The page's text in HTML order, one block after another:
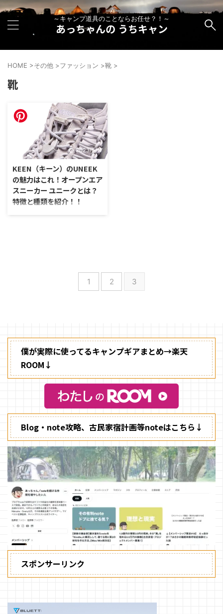
～キャンプ道具のことならお任せ？！～
あっちゃんの うちキャン
HOME >その他 >ファッション >靴 >
靴
2023/5/17
KEEN（キーン）のUNEEK
の魅力はこれ！オープンエア
スニーカー ユニークとは？
特徴と種類を紹介！！
米国シューズブランド「キーン
としてオンラインショップや
SORA・WILD-1などで販売して
1 2 3
僕が実際に使ってるキャンプギアまとめ→楽天
ROOM↓
Blog・note攻略、古民家宿計画等noteはこちら↓
スポンサーリンク